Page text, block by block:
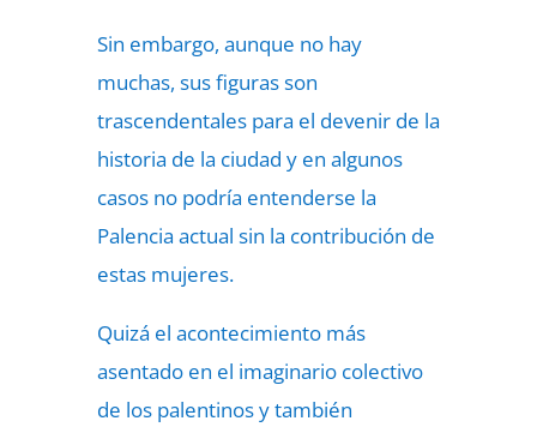
Sin embargo, aunque no hay
muchas, sus figuras son
trascendentales para el devenir de la
historia de la ciudad y en algunos
casos no podría entenderse la
Palencia actual sin la contribución de
estas mujeres.
Quizá el acontecimiento más
asentado en el imaginario colectivo
de los palentinos y también